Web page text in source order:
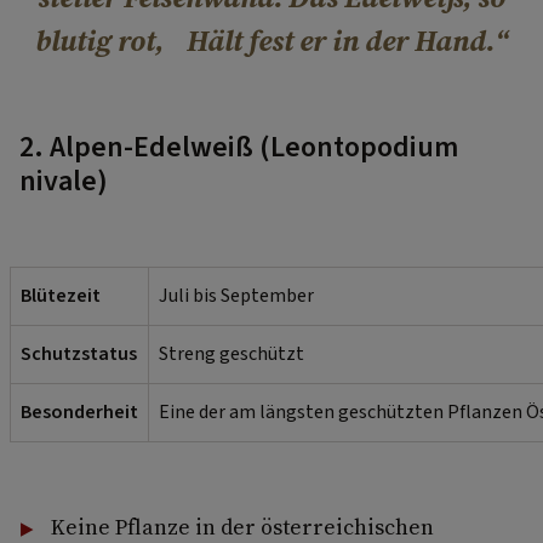
blutig rot, Hält fest er in der Hand.
2. Alpen-Edelweiß (Leontopodium
nivale)
Blütezeit Juli bis September
Schutzstatus Streng geschützt
Besonderheit Eine der am längsten geschützten Pflanzen
Keine Pflanze in der österreichischen